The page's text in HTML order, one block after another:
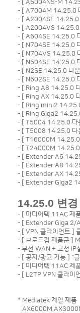
- [ A6004NS-M
- [ A7004M 14.25.0
- [ A2004SE 14.25.0
- [ A2004VS 14.25.0
- [ A604SE 14.25.0
- [
N704SE 14.25.0
- [
N704VS 14.25.0
- [
N604SE 14.25.0
- [
N2SE 14.25.0 다
- [
N602SE 14.25.0
- [
Ring A8 14.25.0
- [
Ring AX 14.25.0
- [
Ring mini2
- [
Ring Giga2
- [ T5004 14.25.0 다
- [ T5008 14.25.0 다
- [ T16000M 14.25.0
- [ T24000M 14.25.0
- [
Extender A6
- [
Extender A8
- [
Extender AX
- [
Extender Giga2
14.25.0 변
- [ 미디어텍 11AC 제
- [ Extender Giga 2/
- [ VPN 클라이언트 ]
- [ 브로드컴 제품군 ]
- 무선 WAN + 고정 IP
- [ 공지/광고 기능 ] "
- [ 미디어텍 11AC 제
- [ L2TP VPN 클라이
* Mediatek 계열 제품